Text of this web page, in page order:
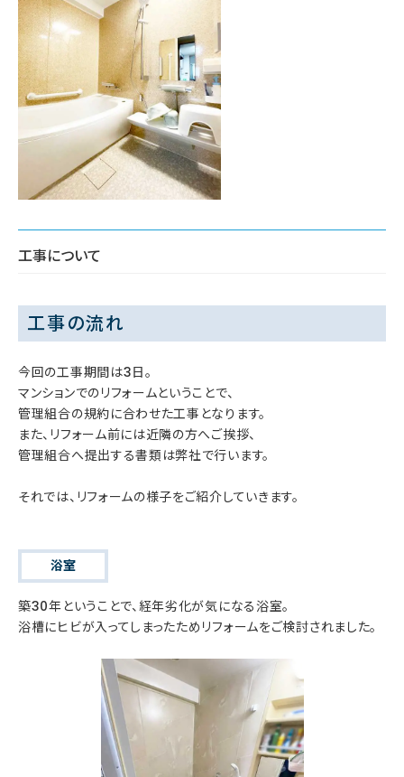
工事について
工事の流れ
今回の工事期間は3日。
マンションでのリフォームということで、
管理組合の規約に合わせた工事となります。
また、リフォーム前には近隣の方へご挨拶、
管理組合へ提出する書類は弊社で行います。
それでは、リフォームの様子をご紹介していきます。
浴室
築30年ということで、経年劣化が気になる浴室。
浴槽にヒビが入ってしまったためリフォームをご検討されました。